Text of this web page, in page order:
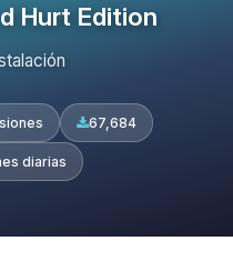
Hurt Edition
67,684
diarias